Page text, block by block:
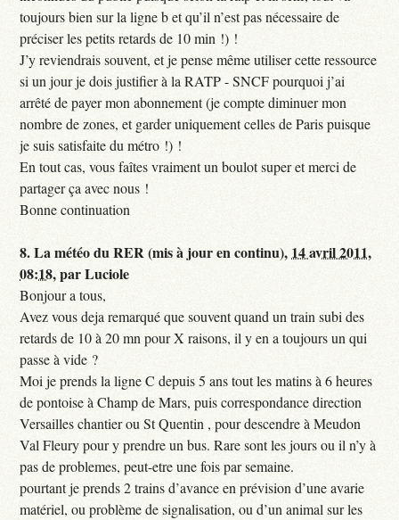
toujours bien sur la ligne b et qu’il n’est pas nécessaire de
préciser les petits retards de 10 min !) !
J’y reviendrais souvent, et je pense même utiliser cette ressource
si un jour je dois justifier à la RATP - SNCF pourquoi j’ai
arrêté de payer mon abonnement (je compte diminuer mon
nombre de zones, et garder uniquement celles de Paris puisque
je suis satisfaite du métro !) !
En tout cas, vous faîtes vraiment un boulot super et merci de
partager ça avec nous !
Bonne continuation
8.La météo du RER (mis à jour en continu), 14 avril 2011,
08:18,parLuciole
Bonjour a tous,
Avez vous deja remarqué que souvent quand un train subi des
retards de 10 à 20 mn pour X raisons, il y en a toujours un qui
passe à vide ?
Moi je prends la ligne C depuis 5 ans tout les matins à 6 heures
de pontoise à Champ de Mars, puis correspondance direction
Versailles chantier ou St Quentin , pour descendre à Meudon
Val Fleury pour y prendre un bus. Rare sont les jours ou il n’y à
pas de problemes, peut-etre une fois par semaine.
pourtant je prends 2 trains d’avance en prévision d’une avarie
matériel, ou problème de signalisation, ou d’un animal sur les